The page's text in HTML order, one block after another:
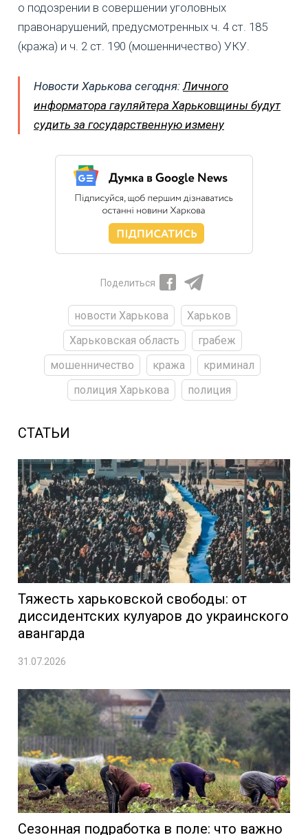
о подозрении в совершении уголовных
правонарушений, предусмотренных ч. 4 ст. 185
(кража) и ч. 2 ст. 190 (мошенничество) УКУ.
Новости Харькова сегодня:Личного
информатора гауляйтера Харьковщины будут
судить за государственную измену
Поделиться
новости Харькова
Харьков
Харьковская область
грабеж
мошенничество
кража
криминал
полиция Харькова
полиция
СТАТЬИ
Тяжесть харьковской свободы: от
диссидентских кулуаров до украинского
авангарда
31.07.2026
Сезонная подработка в поле: что важно